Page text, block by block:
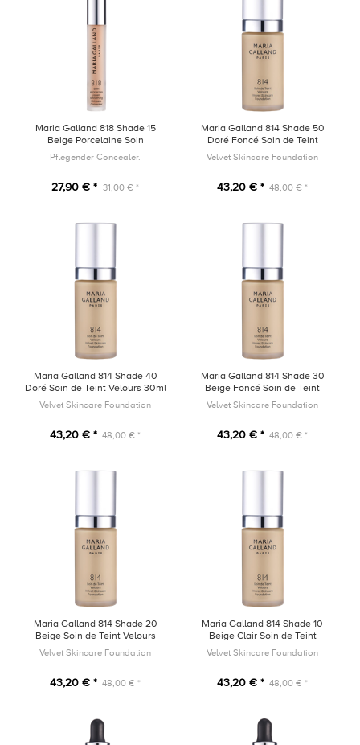
Maria Galland 818 Shade 15
Beige Porcelaine Soin
Anticernes Lissant 4ml
Pflegender Concealer.
27,90 € * 31,00 € *
Maria Galland 814 Shade 50
Doré Foncé Soin de Teint
Velours 30ml
Velvet Skincare Foundation
43,20 € * 48,00 € *
Maria Galland 814 Shade 40
Doré Soin de Teint Velours 30ml
Velvet Skincare Foundation
43,20 € * 48,00 € *
Maria Galland 814 Shade 30
Beige Foncé Soin de Teint
Velours 30ml
Velvet Skincare Foundation
43,20 € * 48,00 € *
Maria Galland 814 Shade 20
Beige Soin de Teint Velours
30ml
Velvet Skincare Foundation
43,20 € * 48,00 € *
Maria Galland 814 Shade 10
Beige Clair Soin de Teint
Velours 30ml
Velvet Skincare Foundation
43,20 € * 48,00 € *